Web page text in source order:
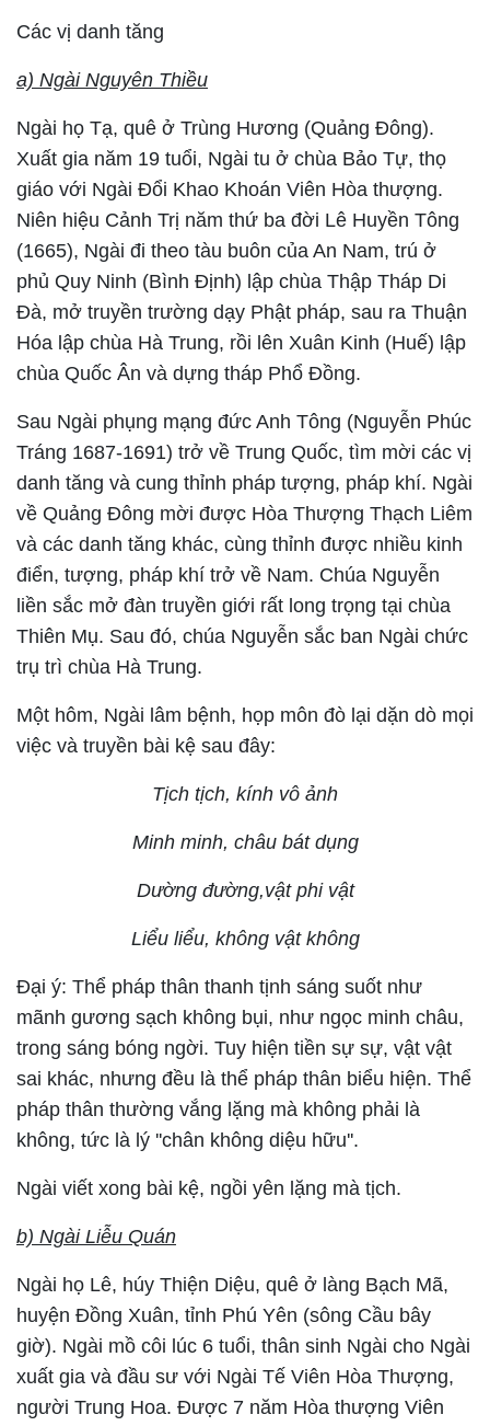
Các vị danh tăng
a) Ngài Nguyên Thiều
Ngài họ Tạ, quê ở Trùng Hương (Quảng Đông).
Xuất gia năm 19 tuổi, Ngài tu ở chùa Bảo Tự, thọ
giáo với Ngài Đổi Khao Khoán Viên Hòa thượng.
Niên hiệu Cảnh Trị năm thứ ba đời Lê Huyền Tông
(1665), Ngài đi theo tàu buôn của An Nam, trú ở
phủ Quy Ninh (Bình Định) lập chùa Thập Tháp Di
Đà, mở truyền trường dạy Phật pháp, sau ra Thuận
Hóa lập chùa Hà Trung, rồi lên Xuân Kinh (Huế) lập
chùa Quốc Ân và dựng tháp Phổ Đồng.
Sau Ngài phụng mạng đức Anh Tông (Nguyễn Phúc
Tráng 1687-1691) trở về Trung Quốc, tìm mời các vị
danh tăng và cung thỉnh pháp tượng, pháp khí. Ngài
về Quảng Đông mời được Hòa Thượng Thạch Liêm
và các danh tăng khác, cùng thỉnh được nhiều kinh
điển, tượng, pháp khí trở về Nam. Chúa Nguyễn
liền sắc mở đàn truyền giới rất long trọng tại chùa
Thiên Mụ. Sau đó, chúa Nguyễn sắc ban Ngài chức
trụ trì chùa Hà Trung.
Một hôm, Ngài lâm bệnh, họp môn đò lại dặn dò mọi
việc và truyền bài kệ sau đây:
Tịch tịch, kính vô ảnh
Minh minh, châu bát dụng
Dường đường,vật phi vật
Liểu liểu, không vật không
Đại ý: Thể pháp thân thanh tịnh sáng suốt như
mãnh gương sạch không bụi, như ngọc minh châu,
trong sáng bóng ngời. Tuy hiện tiền sự sự, vật vật
sai khác, nhưng đều là thể pháp thân biểu hiện. Thể
pháp thân thường vắng lặng mà không phải là
không, tức là lý ''chân không diệu hữu''.
Ngài viết xong bài kệ, ngồi yên lặng mà tịch.
b) Ngài Liễu Quán
Ngài họ Lê, húy Thiện Diệu, quê ở làng Bạch Mã,
huyện Đồng Xuân, tỉnh Phú Yên (sông Cầu bây
giờ). Ngài mồ côi lúc 6 tuổi, thân sinh Ngài cho Ngài
xuất gia và đầu sư với Ngài Tế Viên Hòa Thượng,
người Trung Hoa. Được 7 năm Hòa thượng Viên